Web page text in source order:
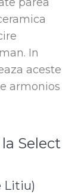
In
aceste
armonios
Select
Litiu)